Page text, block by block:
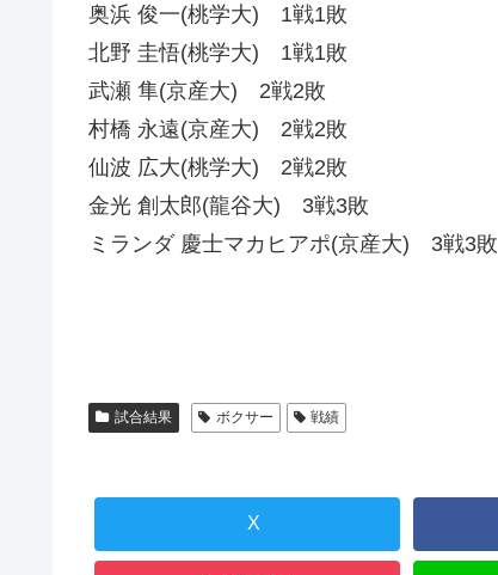
奥浜 俊一(桃学大) 1戦1敗
北野 圭悟(桃学大) 1戦1敗
武瀬 隼(京産大) 2戦2敗
村橋 永遠(京産大) 2戦2敗
仙波 広大(桃学大) 2戦2敗
金光 創太郎(龍谷大) 3戦3敗
ミランダ 慶士マカヒアポ(京産大) 3戦3敗
試合結果 ボクサー 戦績
X